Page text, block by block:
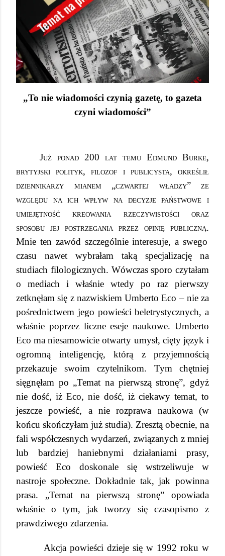
„To nie wiadomości czynią gazetę, to gazeta
czyni wiadomości”
Już ponad 200 lat temu Edmund Burke,
brytyjski polityk, filozof i publicysta, określił
dziennikarzy mianem „czwartej władzy” ze
względu na ich wpływ na decyzje państwowe i
umiejętność kreowania rzeczywistości oraz
sposobu jej postrzegania przez opinię publiczną.
Mnie ten zawód szczególnie interesuje, a swego
czasu nawet wybrałam taką specjalizację na
studiach filologicznych. Wówczas sporo czytałam
o mediach i właśnie wtedy po raz pierwszy
zetknęłam się z nazwiskiem Umberto Eco – nie za
pośrednictwem jego powieści beletrystycznych, a
właśnie poprzez liczne eseje naukowe. Umberto
Eco ma niesamowicie otwarty umysł, cięty język i
ogromną inteligencję, którą z przyjemnością
przekazuje swoim czytelnikom. Tym chętniej
sięgnęłam po „Temat na pierwszą stronę”, gdyż
nie dość, iż Eco, nie dość, iż ciekawy temat, to
jeszcze powieść, a nie rozprawa naukowa (w
końcu skończyłam już studia). Zresztą obecnie, na
fali współczesnych wydarzeń, związanych z mniej
lub bardziej haniebnymi działaniami prasy,
powieść Eco doskonale się wstrzeliwuje w
nastroje społeczne. Dokładnie tak, jak powinna
prasa. „Temat na pierwszą stronę” opowiada
właśnie o tym, jak tworzy się czasopismo z
prawdziwego zdarzenia.
Akcja powieści dzieje się w 1992 roku w